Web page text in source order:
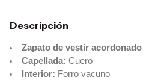
Descripción
Zapato de vestir acordonado
Capellada: Cuero
Interior: Forro vacuno